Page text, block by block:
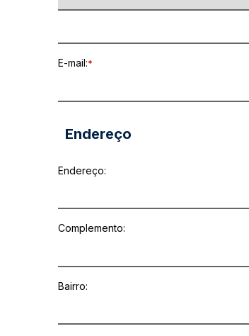
E-mail:*
Endereço
Endereço:
Complemento:
Bairro: